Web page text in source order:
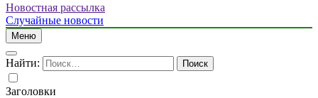
Новостная рассылка
Случайные новости
Меню
Найти:
Заголовки